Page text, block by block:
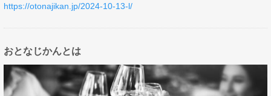
https://otonajikan.jp/2024-10-13-l/
おとなじかんとは